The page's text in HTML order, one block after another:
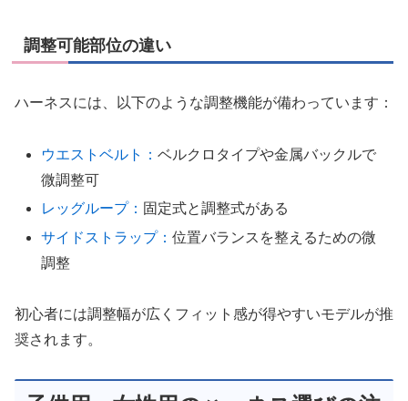
調整可能部位の違い
ハーネスには、以下のような調整機能が備わっています：
ウエストベルト：ベルクロタイプや金属バックルで
微調整可
レッグループ： 固定式と調整式がある
サイドストラップ：位置バランスを整えるための微
調整
初心者には調整幅が広くフィット感が得やすいモデルが推
奨されます。